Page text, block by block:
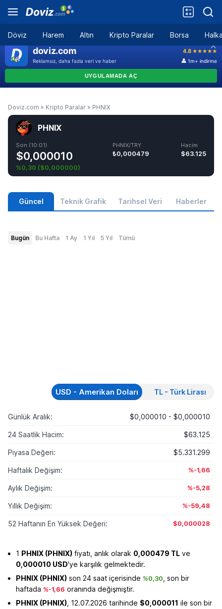
Döviz Harem Altın Kripto Paralar Borsa
Doviz.com » Kripto Paralar » PHNIX
PHNIX
Son (10:01)
$0,000010
%0,30 ($0,000000)
PHNIX/TRY
₺0,000479
Hacim
$63.125
Güncel Teknik Grafik Tarihsel Veri Haberler
Bugün Bu Hafta 1 Ay 1 Yıl 5 Yıl Tümü
USD - Amerikan Doları TL - Türk Lirası
Günlük Aralık: $0,000010 - $0,000010
24 Saatlik Hacim: $63.125
Piyasa Değeri: $5.331.299
Haftalık Değişim: %-1,66
Aylık Değişim: %-5,28
Yıllık Değişim: %-59,48
52 Haftanın En Yüksek Değeri: $0,000028
1 PHNIX (PHNIX) fiyatı, anlık olarak 0,000479 TL ve
0,000010 USD'ye karşılık gelmektedir.
PHNIX (PHNIX) son 24 saat içerisinde %0,30 , son bir
haftada %-1,66 oranında değişmiştir.
PHNIX (PHNIX) , 12.07.2026 tarihinde $0,000011 ile son bir